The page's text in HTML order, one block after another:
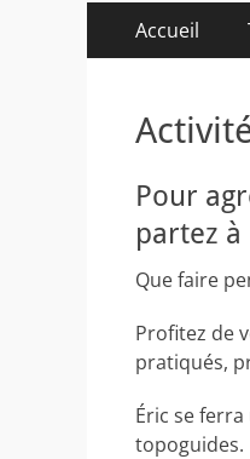
Menu
principal
Accueil
Pour
partez
Que faire
Profitez de
pratiqués,
Éric se
topoguides.